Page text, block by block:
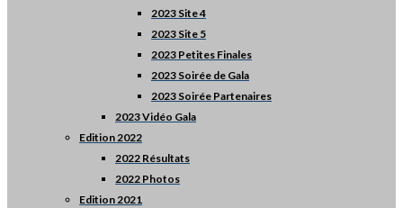
2023 Site 4
2023 Site 5
2023 Petites Finales
2023 Soirée de Gala
2023 Soirée Partenaires
2023 Vidéo Gala
Edition 2022
2022 Résultats
2022 Photos
Edition 2021